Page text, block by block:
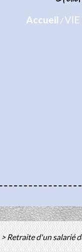
Accueil /VIE
>Retraite d'un salarié